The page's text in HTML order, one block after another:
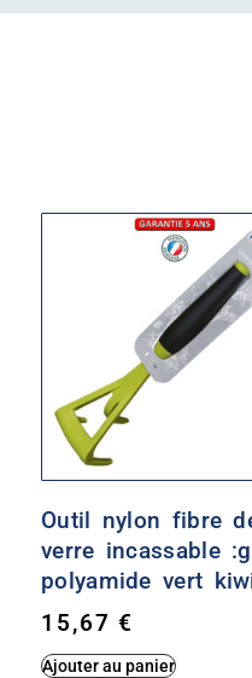
Outil nylon fibre
verre incassable
polyamide vert
15,67€
Ajouter au panier